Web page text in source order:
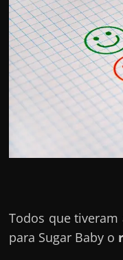
Todos que tiveram
para Sugar Baby o